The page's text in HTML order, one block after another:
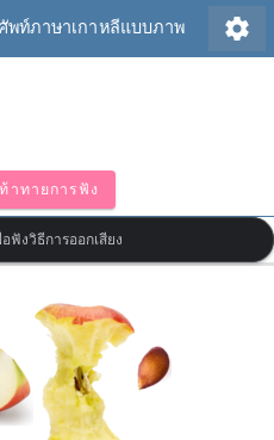
พท์ภาษาเกาหลีแบบภาพ settings
ามท้าทายการฟัง
ฟังวิธีการออกเสียง